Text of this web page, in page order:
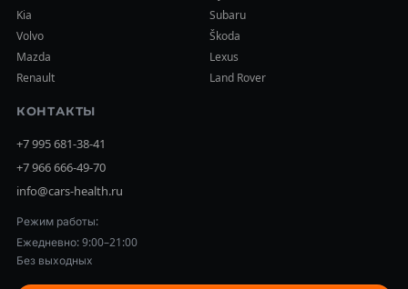
Kia
Subaru
Volvo
Škoda
Mazda
Lexus
Renault
Land Rover
КОНТАКТЫ
+7 995 681-38-41
+7 966 666-49-70
info@cars-health.ru
Режим работы:
Ежедневно: 9:00–21:00
Без выходных